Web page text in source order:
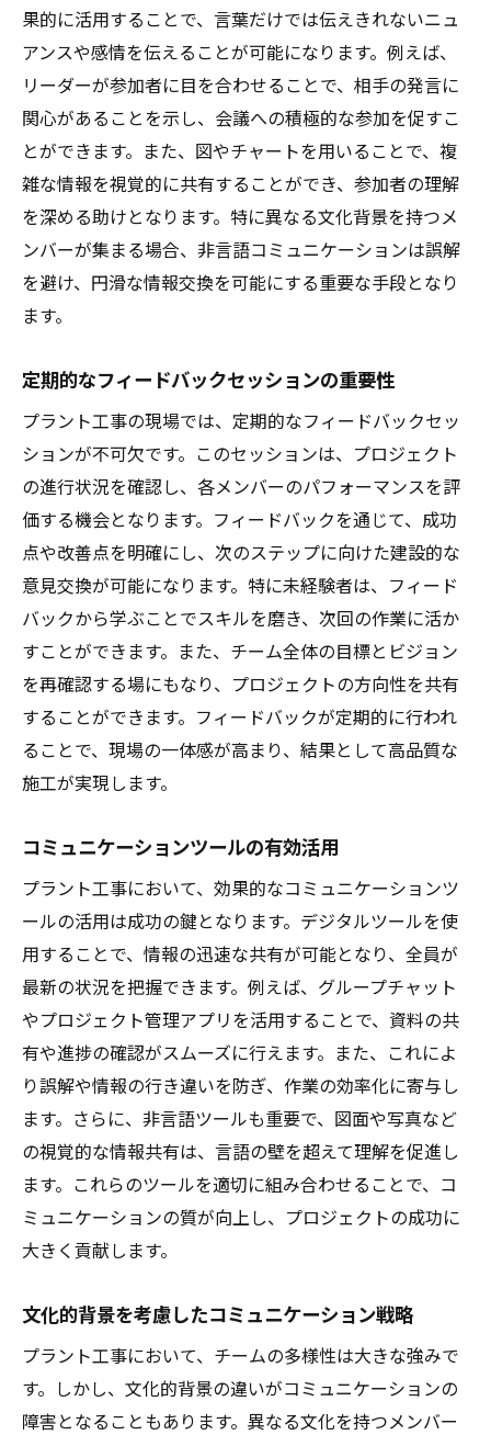
果的に活用することで、言葉だけでは伝えきれないニュ
アンスや感情を伝えることが可能になります。例えば、
リーダーが参加者に目を合わせることで、相手の発言に
関心があることを示し、会議への積極的な参加を促すこ
とができます。また、図やチャートを用いることで、複
雑な情報を視覚的に共有することができ、参加者の理解
を深める助けとなります。特に異なる文化背景を持つメ
ンバーが集まる場合、非言語コミュニケーションは誤解
を避け、円滑な情報交換を可能にする重要な手段となり
ます。
定期的なフィードバックセッションの重要性
プラント工事の現場では、定期的なフィードバックセッ
ションが不可欠です。このセッションは、プロジェクト
の進行状況を確認し、各メンバーのパフォーマンスを評
価する機会となります。フィードバックを通じて、成功
点や改善点を明確にし、次のステップに向けた建設的な
意見交換が可能になります。特に未経験者は、フィード
バックから学ぶことでスキルを磨き、次回の作業に活か
すことができます。また、チーム全体の目標とビジョン
を再確認する場にもなり、プロジェクトの方向性を共有
することができます。フィードバックが定期的に行われ
ることで、現場の一体感が高まり、結果として高品質な
施工が実現します。
コミュニケーションツールの有効活用
プラント工事において、効果的なコミュニケーションツ
ールの活用は成功の鍵となります。デジタルツールを使
用することで、情報の迅速な共有が可能となり、全員が
最新の状況を把握できます。例えば、グループチャット
やプロジェクト管理アプリを活用することで、資料の共
有や進捗の確認がスムーズに行えます。また、これによ
り誤解や情報の行き違いを防ぎ、作業の効率化に寄与し
ます。さらに、非言語ツールも重要で、図面や写真など
の視覚的な情報共有は、言語の壁を超えて理解を促進し
ます。これらのツールを適切に組み合わせることで、コ
ミュニケーションの質が向上し、プロジェクトの成功に
大きく貢献します。
文化的背景を考慮したコミュニケーション戦略
プラント工事において、チームの多様性は大きな強みで
す。しかし、文化的背景の違いがコミュニケーションの
障害となることもあります。異なる文化を持つメンバー